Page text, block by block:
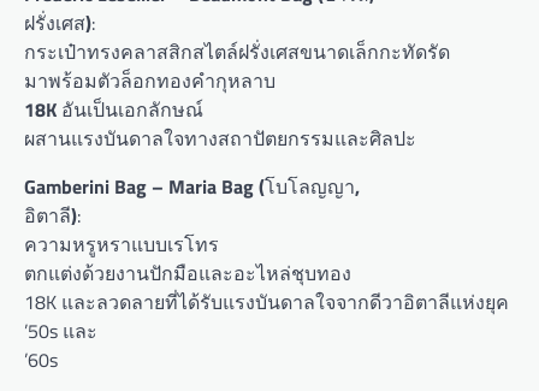
ฝรั่งเศส):
กระเป๋าทรงคลาสสิกสไตล์ฝรั่งเศสขนาดเล็กกะทัดรัด
มาพร้อมตัวล็อกทองคำกุหลาบ
18K อันเป็นเอกลักษณ์
ผสานแรงบันดาลใจทางสถาปัตยกรรมและศิลปะ
Gamberini Bag – Maria Bag (โบโลญญา,
อิตาลี):
ความหรูหราแบบเรโทร
ตกแต่งด้วยงานปักมือและอะไหล่ชุบทอง
18K และลวดลายที่ได้รับแรงบันดาลใจจากดีวาอิตาลีแห่งยุค
’50s และ
’60s